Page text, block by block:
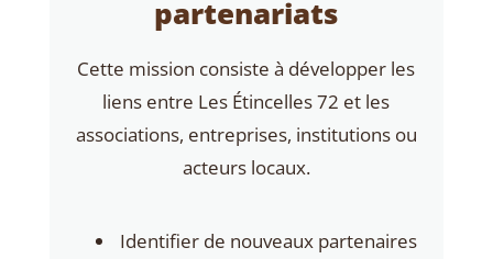
partenariats
Cette mission consiste à développer les
liens entre Les Étincelles 72 et les
associations, entreprises, institutions ou
acteurs locaux.
Identifier de nouveaux partenaires